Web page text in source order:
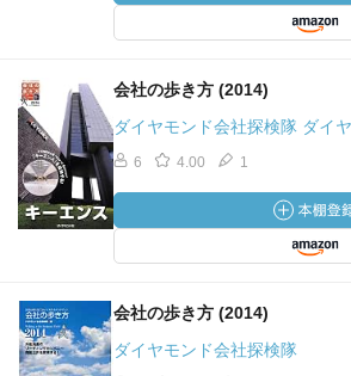
技術系職について
・「世界初」、「業界初」
・少人数開発
・これは自分が手がけたといえるもの
思い
内定者、採用担当者からのアドバイス
会社の歩き方 (2014)
ダイヤモンド会社探検隊 ダイ
6 4.00 1
会社の歩き方 (2014)
ダイヤモンド会社探検隊